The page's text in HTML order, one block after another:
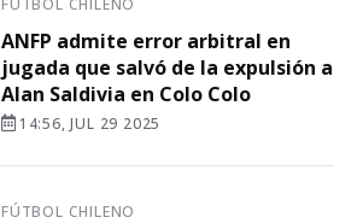
ANFP admite error arbitral en
jugada que salvó de la expulsión a
Alan Saldivia en Colo Colo
14:56, JUL 29 2025
FÚTBOL CHILENO